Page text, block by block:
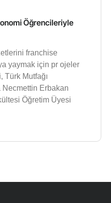
Öğrencileriyle
franchise
yaymak için pr ojeler
Türk Mutfağı
Necmettin Erbakan
Öğretim Üyesi